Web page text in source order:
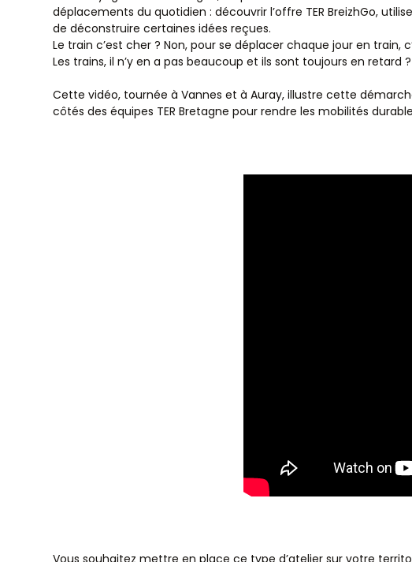
déplacements du quotidien : découvrir l’offre TER BreizhGo,
de déconstruire certaines idées reçues.
Le train c’est cher ? Non, pour se déplacer chaque jour en train,
Les trains, il n’y en a pas beaucoup et ils sont toujours en retard
Cette vidéo, tournée à Vannes et à Auray, illustre cette
côtés des équipes TER Bretagne pour rendre les mobilités
Vous souhaitez mettre en place ce type d’atelier sur votre